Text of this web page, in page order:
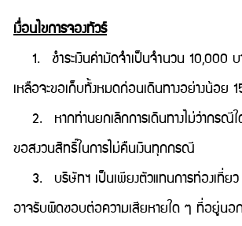
เงื่อนไขการจองทัวร์
1. ชำระเงินค่ามัดจำเป็นจำนวน 10,000
เหลือจะขอเก็บทั้งหมดก่อนเดินทางอย่างน้อย
2. หากท่านยกเลิกการเดินทางไม่ว่ากรณี
ขอสงวนสิทธิ์ในการไม่คืนเงินทุกกรณี
3. บริษัทฯ เป็นเพียงตัวแทนการท่องเที่ยว
อาจรับผิดชอบต่อความเสียหายใด ๆ ที่อยู่นอ